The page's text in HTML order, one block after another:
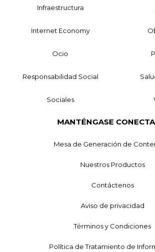
Infraestructura
Internet Economy
Ocio
Responsabilidad Social
Sociales
MANTÉNGASE
Mesa de Generación de
Nuestros Productos
Contáctenos
Aviso de privacidad
Términos y Condiciones
Política de Tratamiento de